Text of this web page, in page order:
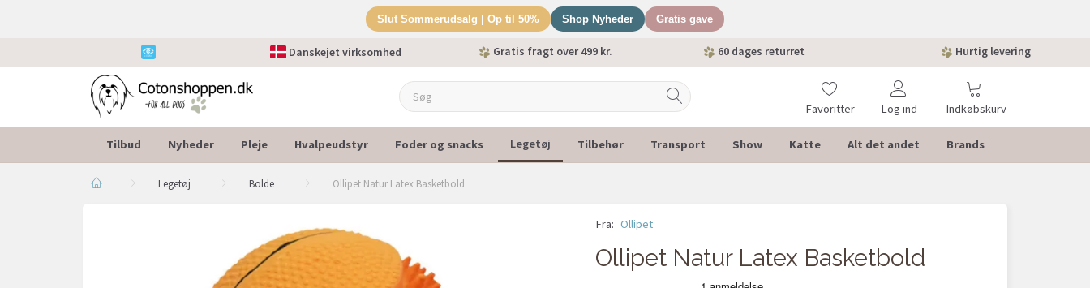
Slut Sommerudsalg | Op til 50% Shop Nyheder Gratis gave
Danskejet virksomhed Gratis fragt over 499 kr. 60 dages returret Hurtig levering
Indkøbskurv
Favoritter Log ind
Tilbud Nyheder Pleje Hvalpeudstyr Foder og snacks Legetøj Tilbehør Transport Show Katte Alt det andet Brands
Legetøj Bolde Ollipet Natur Latex Basketbold
Fra: Ollipet
Ollipet Natur Latex Basketbold